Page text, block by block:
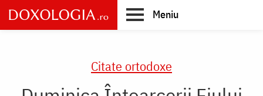
Skip
to
main
Meniu
Citate ortodoxe